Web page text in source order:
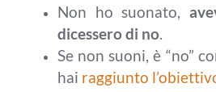
Non ho suonato,
dicessero di no.
Se non suoni, è “no”
hai raggiunto